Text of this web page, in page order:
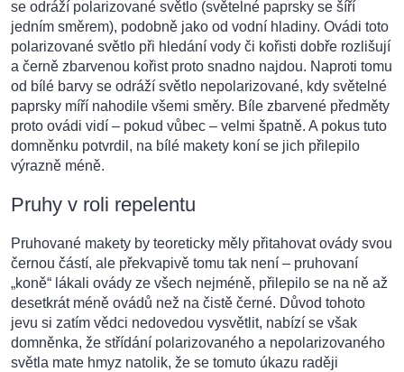
se odráží polarizované světlo (světelné paprsky se šíří
jedním směrem), podobně jako od vodní hladiny. Ovádi toto
polarizované světlo při hledání vody či kořisti dobře rozlišují
a černě zbarvenou kořist proto snadno najdou. Naproti tomu
od bílé barvy se odráží světlo nepolarizované, kdy světelné
paprsky míří nahodile všemi směry. Bíle zbarvené předměty
proto ovádi vidí – pokud vůbec – velmi špatně. A pokus tuto
domněnku potvrdil, na bílé makety koní se jich přilepilo
výrazně méně.
Pruhy v roli repelentu
Pruhované makety by teoreticky měly přitahovat ovády svou
černou částí, ale překvapivě tomu tak není – pruhovaní
„koně“ lákali ovády ze všech nejméně, přilepilo se na ně až
desetkrát méně ovádů než na čistě černé. Důvod tohoto
jevu si zatím vědci nedovedou vysvětlit, nabízí se však
domněnka, že střídání polarizovaného a nepolarizovaného
světla mate hmyz natolik, že se tomuto úkazu raději